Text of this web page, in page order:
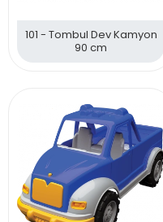
101 - Tombul Dev Kamyon
90 cm